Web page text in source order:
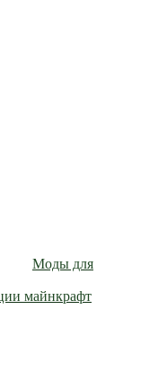
Моды для
майнкрафт